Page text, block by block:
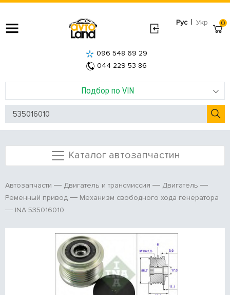
Рус | Укр
Подбор по VIN
096 548 69 29
044 229 53 86
0
Каталог автозапчастин
Автозапчасти Двигатель и трансмиссия
Двигатель
Ременный привод
Механизм свободного хода генератора
INA 535016010